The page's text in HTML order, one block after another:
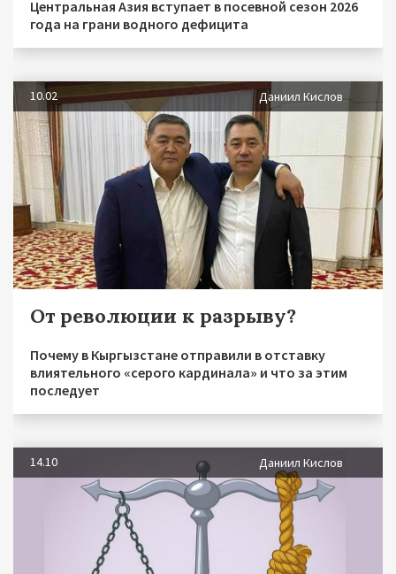
Центральная Азия вступает в посевной сезон 2026
года на грани водного дефицита
10.02 Даниил Кислов
От революции к разрыву?
Почему в Кыргызстане отправили в отставку
влиятельного «серого кардинала» и что за этим
последует
14.10 Даниил Кислов